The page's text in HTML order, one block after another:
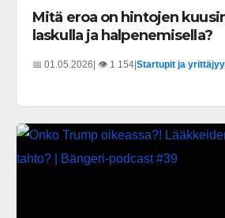
Mitä eroa on hintojen
laskulla ja halpenemisella?
📅 01.05.2026 | 👁️ 1 154 Startupit ja